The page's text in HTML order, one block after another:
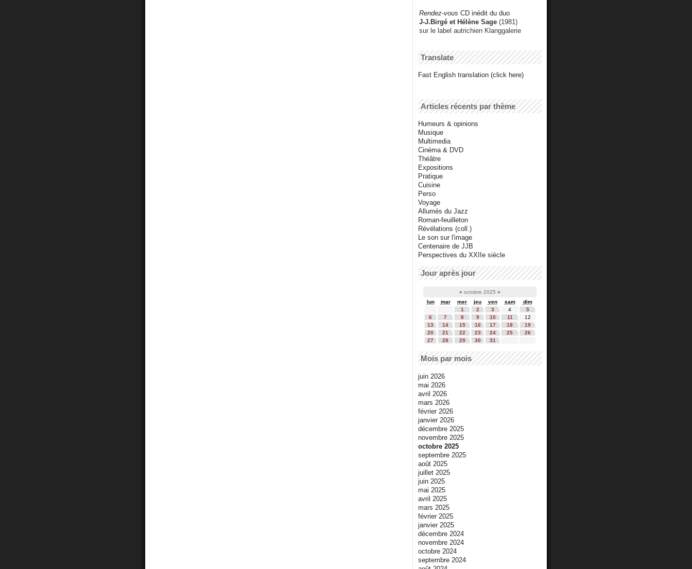
Rendez-vous CD inédit du duo
J-J.Birgé et Hélène Sage (1981)
sur le label autrichien Klanggalerie
Translate
Fast English translation (click here)
Articles récents par thème
Humeurs & opinions
Musique
Multimedia
Cinéma & DVD
Théâtre
Expositions
Pratique
Cuisine
Perso
Voyage
Allumés du Jazz
Roman-feuilleton
Révélations (coll.)
Le son sur l'image
Centenaire de JJB
Perspectives du XXIIe siècle
Jour après jour
« octobre 2025 »
lun
mar mer jeu ven sam
dim
1
2 3 4
5
6
7 8 9 10 11
12
13
14 15 16 17 18
19
20
21 22 23 24 25
26
27
28 29 30 31
Mois par mois
juin 2026
mai 2026
avril 2026
mars 2026
février 2026
janvier 2026
décembre 2025
novembre 2025
octobre 2025
septembre 2025
août 2025
juillet 2025
juin 2025
mai 2025
avril 2025
mars 2025
février 2025
janvier 2025
décembre 2024
novembre 2024
octobre 2024
septembre 2024